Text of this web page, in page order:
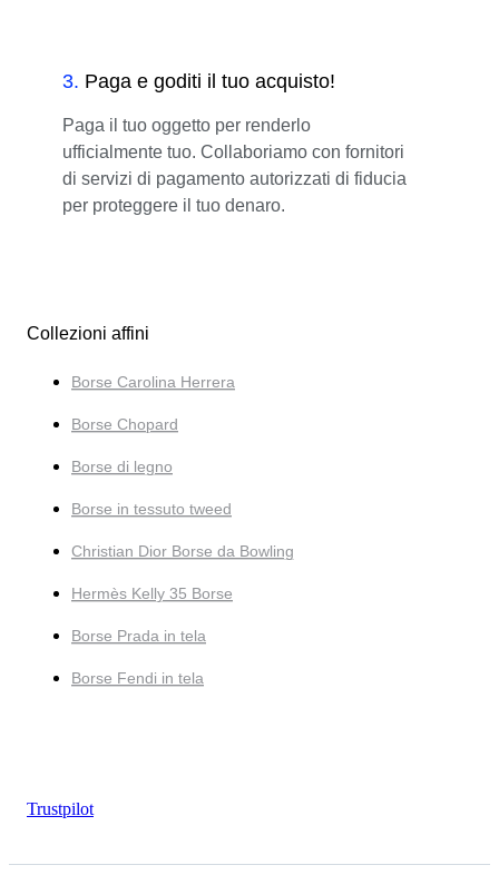
3. Paga e goditi il tuo acquisto!
Paga il tuo oggetto per renderlo
ufficialmente tuo. Collaboriamo con fornitori
di servizi di pagamento autorizzati di fiducia
per proteggere il tuo denaro.
Collezioni affini
Borse Carolina Herrera
Borse Chopard
Borse di legno
Borse in tessuto tweed
Christian Dior Borse da Bowling
Hermès Kelly 35 Borse
Borse Prada in tela
Borse Fendi in tela
Trustpilot